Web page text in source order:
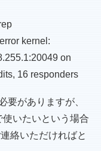
kernel:
on
16 responders
要がありますが、
いたいという場合
絡いただければと